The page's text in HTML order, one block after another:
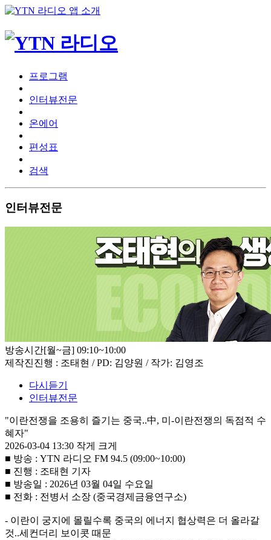
프로그램
인터뷰전문
온에어
편성표
검색
인터뷰전문
방송시간[월~금] 09:10~10:00
제작진진행 : 조태현 / PD: 김양원 / 작가: 김영조
다시듣기
인터뷰전문
"이란전쟁을 조용히 즐기는 중국..中, 미-이란전쟁의 독점적 수
혜자"
2026-03-04 13:30 작게
크게
■ 방송 : YTN 라디오 FM 94.5 (09:00~10:00)
■ 진행 : 조태현 기자
■ 방송일 : 2026년 03월 04일 수요일
■ 전화 : 전병서 소장 (중국경제금융연구소)
- 이란이 궁지에 몰릴수록 중국의 에너지 협상력은 더 올라갈
것..세컨더리 보이콧 때문